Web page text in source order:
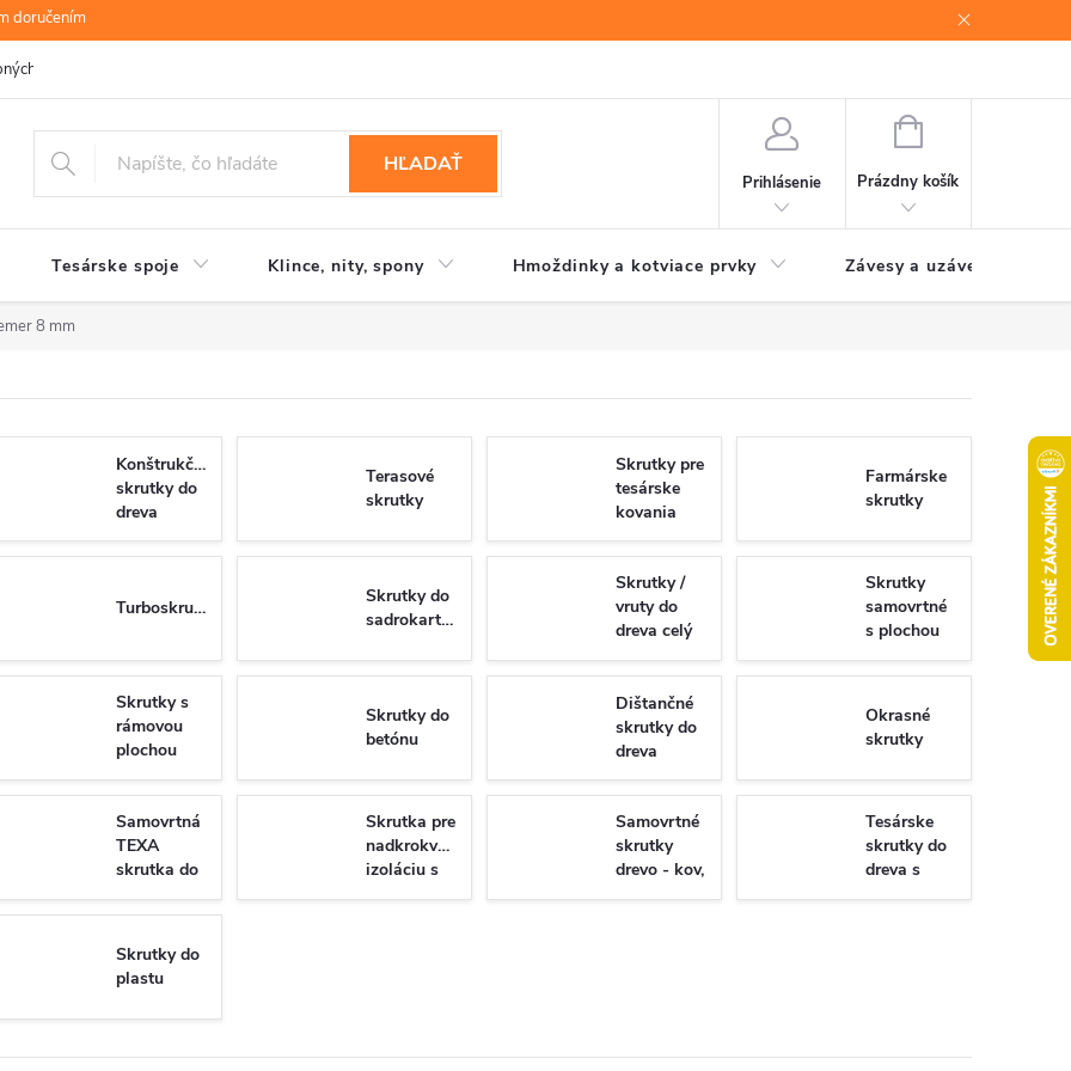
doručením
údajov
HĽADAŤ
Prihlásenie
NÁKUPNÝ
Prázdny košík
Tesárske spoje Klince, nity, spony Hmoždinky a kotviace prvky Závesy a uzávery brán
8 mm
Konštrukčné
skrutky do
dreva
Terasové
skrutky
Skrutky pre
tesárske
kovania
Farmárske
skrutky
Turboskrutky
Skrutky do
sadrokartónu
Skrutky /
vruty do
dreva celý
závit
Torx/PZ
Skrutky
samovrtné
s plochou
hlavou -
univerzálne
Skrutky s
rámovou
plochou
hlavou do
dreva
Skrutky do
betónu
Dištančné
skrutky do
dreva
Okrasné
skrutky
Samovrtná
TEXA
skrutka do
plechu so
6-hrannou
7504K/N
Skrutka pre
nadkrokvovu
izoláciu s
tanierovou
Samovrtné
skrutky
drevo - kov,
WSDST
Tesárske
skrutky do
dreva s
plným
Skrutky do
plastu